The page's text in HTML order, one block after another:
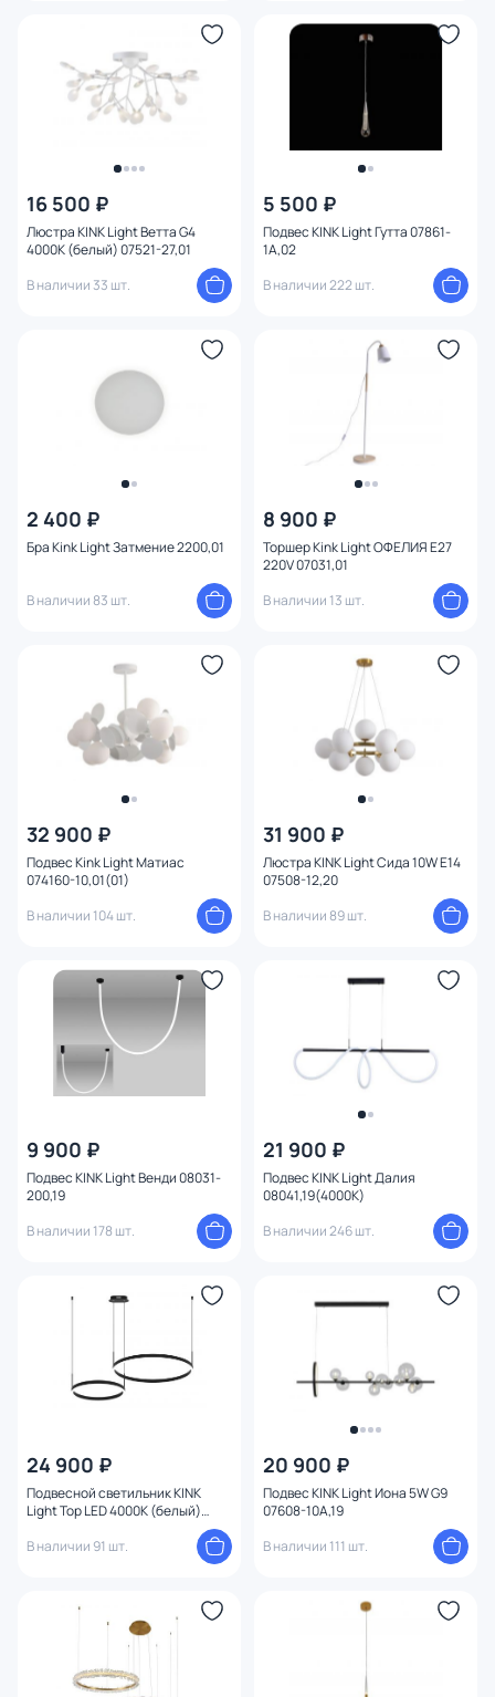
16 500 ₽
Люстра KINK Light Ветта G4
4000К (белый) 07521-27,01
В наличии 33 шт.
5 500 ₽
Подвес KINK Light Гутта 07861-
1A,02
В наличии 222 шт.
2 400 ₽
Бра Kink Light Затмение 2200,01
В наличии 83 шт.
8 900 ₽
Торшер Kink Light ОФЕЛИЯ E27
220V 07031,01
В наличии 13 шт.
32 900 ₽
Подвес Kink Light Матиас
074160-10,01(01)
В наличии 104 шт.
31 900 ₽
Люстра KINK Light Сида 10W E14
07508-12,20
В наличии 89 шт.
9 900 ₽
Подвес KINK Light Венди 08031-
200,19
В наличии 178 шт.
21 900 ₽
Подвес KINK Light Далия
08041,19(4000K)
В наличии 246 шт.
24 900 ₽
Подвесной светильник KINK
Light Тор LED 4000К (белый)
В наличии 91 шт.
20 900 ₽
Подвес KINK Light Иона 5W G9
07608-10A,19
В наличии 111 шт.